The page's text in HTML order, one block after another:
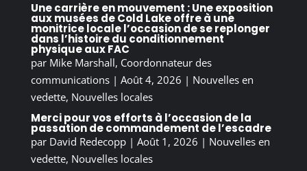
Une carrière en mouvement : Une exposition
aux musées de Cold Lake offre à une
monitrice locale l’occasion de se replonger
dans l’histoire du conditionnement
physique aux FAC
par Mike Marshall, Coordonnateur des
communications| Août 4, 2026 | Nouvelles en
vedette, Nouvelles locales
Merci pour vos efforts à l’occasion de la
passation de commandement de l’escadre
par David Redecopp| Août 1, 2026 | Nouvelles en
vedette, Nouvelles locales